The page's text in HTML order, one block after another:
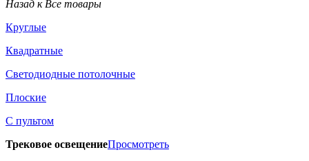
Назад к Все товары
Круглые
Квадратные
Светодиодные потолочные
Плоские
С пультом
Трековое освещениеПросмотреть